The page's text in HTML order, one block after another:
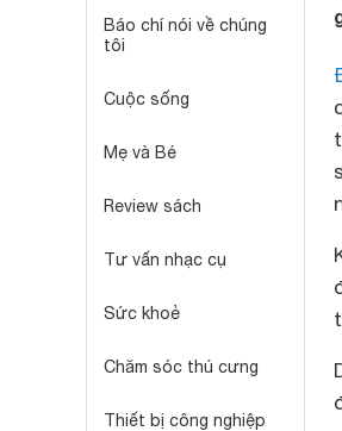
Báo chí nói về chúng
tôi
Cuộc sống
Mẹ và Bé
Review sách
Tư vấn nhạc cụ
Sức khoẻ
Chăm sóc thú cưng
Thiết bị công nghiệp